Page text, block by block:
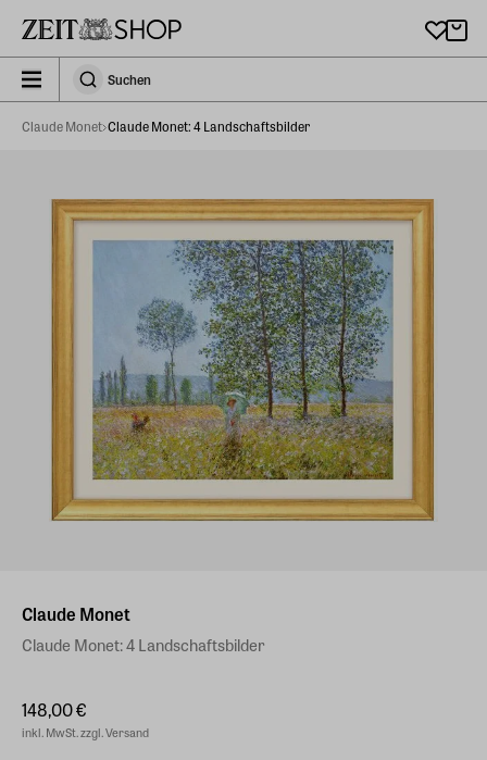
zeit_storefront.components.search.collapsed
SuchenSuchen
Claude Monet Claude Monet: 4 Landschaftsbilder
Claude Monet
Claude Monet: 4 Landschaftsbilder
148,00 €
inkl. MwSt. zzgl. Versand